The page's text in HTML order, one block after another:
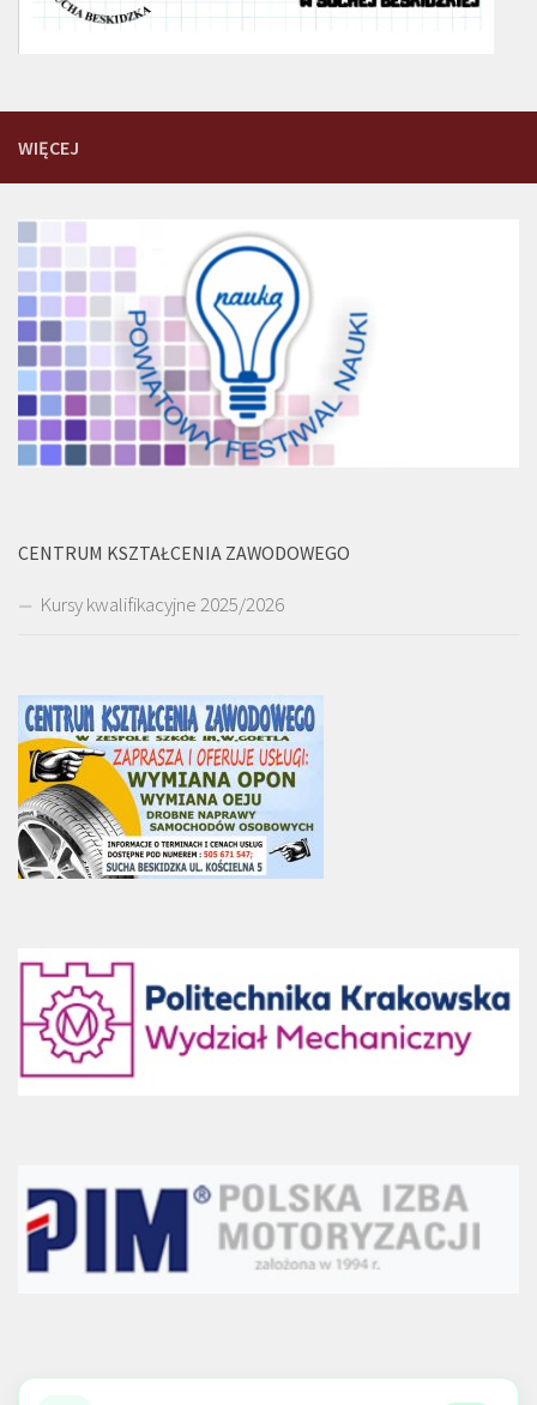
WIĘCEJ
CENTRUM KSZTAŁCENIA ZAWODOWEGO
Kursy kwalifikacyjne 2025/2026